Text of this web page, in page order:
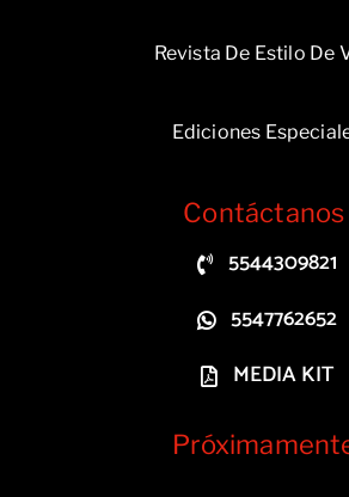
Revista De Estilo De
Ediciones
Contáctanos
5544309821
5547762652
MEDIA KIT